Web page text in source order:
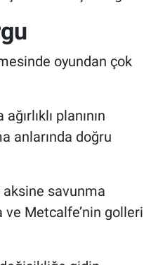
oyundan çok
planının
anlarında doğru
aksine savunma
ve Metcalfe’nin golleri